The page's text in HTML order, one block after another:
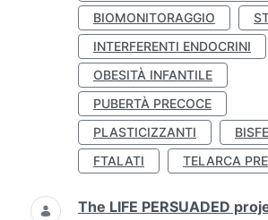
BIOMONITORAGGIO
INTERFERENTI ENDOCRINI
OBESITÀ INFANTILE
PUBERTÀ PRECOCE
PLASTICIZZANTI
FTALATI
TELARCA
The LIFE PERSUADED